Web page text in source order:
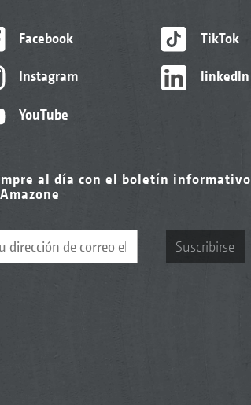
Facebook
Instagram
YouTube
TikTok
linkedIn
al día con el boletín informativo
Suscribirse